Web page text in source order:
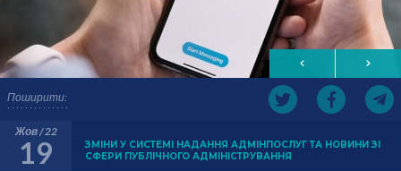
Поширити:
Жов / 22
19
ЗМІНИ У СИСТЕМІ НАДАННЯ АДМІНПОСЛУГ ТА НОВИНИ ЗІ
СФЕРИ ПУБЛІЧНОГО АДМІНІСТРУВАННЯ